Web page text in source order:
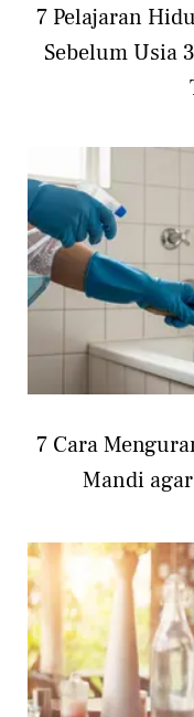
7 Pelajaran
Sebelum Usia
7 Cara
Mandi